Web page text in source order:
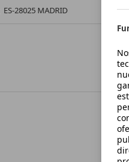
ES-28025 MADRID